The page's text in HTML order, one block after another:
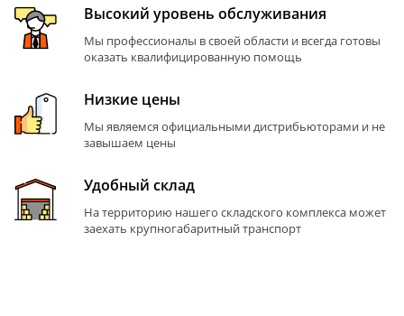
Высокий уровень обслуживания
Мы профессионалы в своей области и всегда готовы
оказать квалифицированную помощь
Низкие цены
Мы являемся официальными дистрибьюторами и не
завышаем цены
Удобный склад
На территорию нашего складского комплекса может
заехать крупногабаритный транспорт